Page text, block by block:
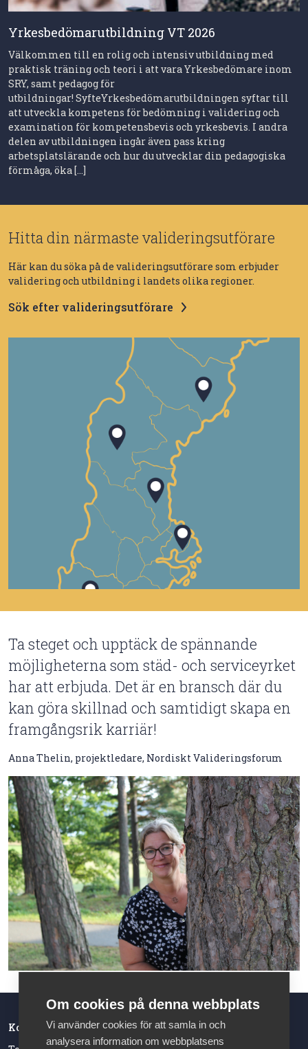
Yrkesbedömarutbildning VT 2026
Välkommen till en rolig och intensiv utbildning med
praktisk träning och teori i att vara Yrkesbedömare inom
SRY, samt pedagog för
utbildningar! SyfteYrkesbedömarutbildningen syftar till
att utveckla kompetens för bedömning i validering och
examination för kompetensbevis och yrkesbevis. I andra
delen av utbildningen ingår även pass kring
arbetsplatslärande och hur du utvecklar din pedagogiska
förmåga, öka […]
Hitta din närmaste valideringsutförare
Här kan du söka på de valideringsutförare som erbjuder
validering och utbildning i landets olika regioner.
Sök efter valideringsutförare
Ta steget och upptäck de spännande
möjligheterna som städ- och serviceyrket
har att erbjuda. Det är en bransch där du
kan göra skillnad och samtidigt skapa en
framgångsrik karriär!
Anna Thelin, projektledare, Nordiskt Valideringsforum
Kontakt
Om cookies på denna webbplats
Vi använder cookies för att samla in och
analysera information om webbplatsens